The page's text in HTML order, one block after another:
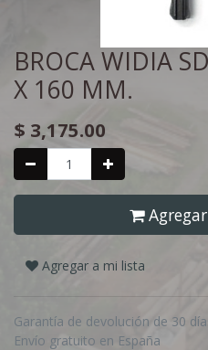
BROCA WIDIA
X 160 MM.
$ 3,175.00
Agregar a mi lista
Garantía de devolución de 30
Envío gratuito en España